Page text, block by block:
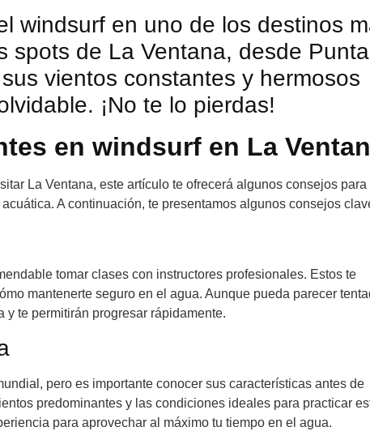
windsurf en uno de los destinos
spots de La Ventana, desde
vientos constantes y hermosos
¡No te lo pierdas!
en windsurf en La
La Ventana, este artículo te ofrecerá algunos consejos para
A continuación, te presentamos algunos consejos
tomar clases con instructores profesionales. Estos te
mantenerte seguro en el agua. Aunque pueda parecer
te permitirán progresar rápidamente.
pero es importante conocer sus características antes de
predominantes y las condiciones ideales para practicar
para aprovechar al máximo tu tiempo en el agua.